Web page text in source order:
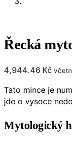
Řecká
4,944.46 Kč
Tato mince je
jde o vysoce
Mytologický